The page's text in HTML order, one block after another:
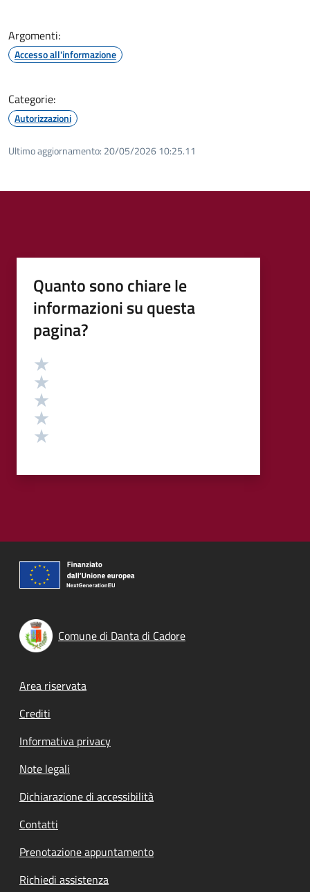
Argomenti:
Accesso all'informazione
Categorie:
Autorizzazioni
Ultimo aggiornamento: 20/05/2026 10:25.11
Quanto sono chiare le
informazioni su questa
pagina?
Valutazione
Comune di Danta di Cadore
Footer menu
Area riservata
Crediti
Informativa privacy
Note legali
Dichiarazione di accessibilità
Contatti
Prenotazione appuntamento
Richiedi assistenza